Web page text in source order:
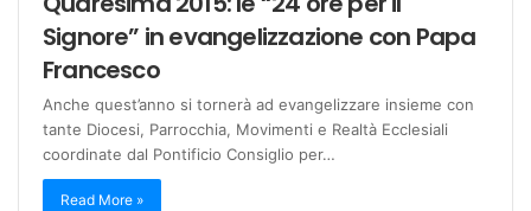
Signore” in evangelizzazione con Papa
Francesco
Anche quest’anno si tornerà ad evangelizzare insieme con
tante Diocesi, Parrocchia, Movimenti e Realtà Ecclesiali
coordinate dal Pontificio Consiglio per…
Read More »